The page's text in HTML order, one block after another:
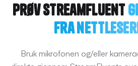
Prøv StreamFluent
fra
Bruk mikrofonen og/eller